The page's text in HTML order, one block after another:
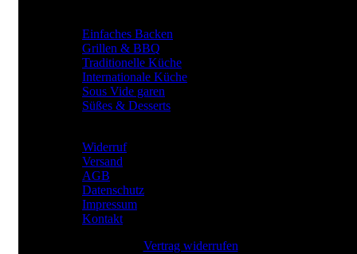
Einfaches Backen
Grillen & BBQ
Traditionelle Küche
Internationale Küche
Sous Vide garen
Süßes & Desserts
Widerruf
Versand
AGB
Datenschutz
Impressum
Kontakt
Vertrag widerrufen